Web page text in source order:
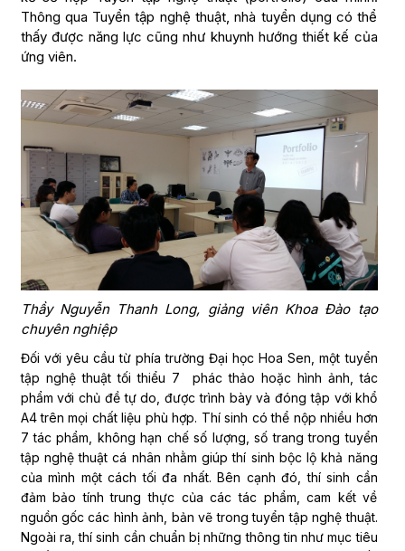
Thông qua Tuyển tập nghệ thuật, nhà tuyển dụng có thể
thấy được năng lực cũng như khuynh hướng thiết kế của
ứng viên.
Thầy Nguyễn Thanh Long, giảng viên Khoa Đào tạo
chuyên nghiệp
Đối với yêu cầu từ phía trường Đại học Hoa Sen, một tuyển
tập nghệ thuật tối thiểu 7 phác thảo hoặc hình ảnh, tác
phẩm với chủ đề tự do, được trình bày và đóng tập với khổ
A4 trên mọi chất liệu phù hợp. Thí sinh có thể nộp nhiều hơn
7 tác phẩm, không hạn chế số lượng, số trang trong tuyển
tập nghệ thuật cá nhân nhằm giúp thí sinh bộc lộ khả năng
của mình một cách tối đa nhất. Bên cạnh đó, thí sinh cần
đảm bảo tính trung thực của các tác phẩm, cam kết về
nguồn gốc các hình ảnh, bản vẽ trong tuyển tập nghệ thuật.
Ngoài ra, thí sinh cần chuẩn bị những thông tin như mục tiêu